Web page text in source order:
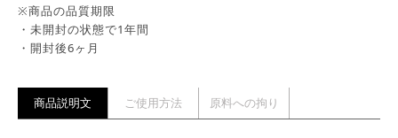
※商品の品質期限
・未開封の状態で1年間
・開封後6ヶ月
商品説明文 ご使用方法 原料への拘り